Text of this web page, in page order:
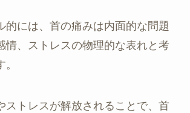
的には、首の痛みは内面的な問題
情、ストレスの物理的な表れと考
ストレスが解放されることで、首